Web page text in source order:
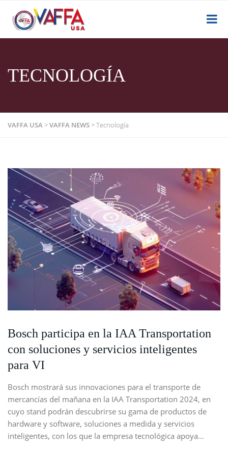
TECNOLOGÍA
VAFFA USA>VAFFA NEWS>Tecnología
Bosch participa en la IAA Transportation
con soluciones y servicios inteligentes
para VI
Bosch mostrará sus innovaciones para el transporte de
mercancías del mañana en la IAA Transportation 2024, en
cuyo stand podrán descubrirse su gama de productos de
hardware y software, soluciones a medida y servicios
inteligentes, con los que la empresa tecnológica apoya…